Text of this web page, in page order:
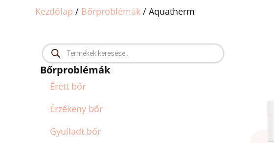
Kezdőlap / Bőrproblémák / Aquatherm
Bőrproblémák
Érett bőr
Érzékeny bőr
Gyulladt bőr